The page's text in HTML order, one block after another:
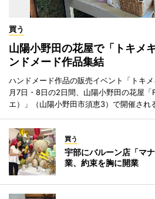
買う
山陽小野田の花屋で「トキ
ンドメード作品集結
ハンドメード作品の販売イベント「トキ
月7日・8日の2日間、山陽小野田の花屋
エ）」（山陽小野田市須恵3）で開催され
買う
宇部にバルーン店「マ
業、約束を胸に開業